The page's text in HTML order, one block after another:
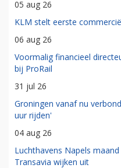
05 aug 26
KLM stelt eerste
06 aug 26
Voormalig financieel
bij ProRail
31 jul 26
Groningen vanaf nu
uur rijden'
04 aug 26
Luchthavens Napels
Transavia wijken uit